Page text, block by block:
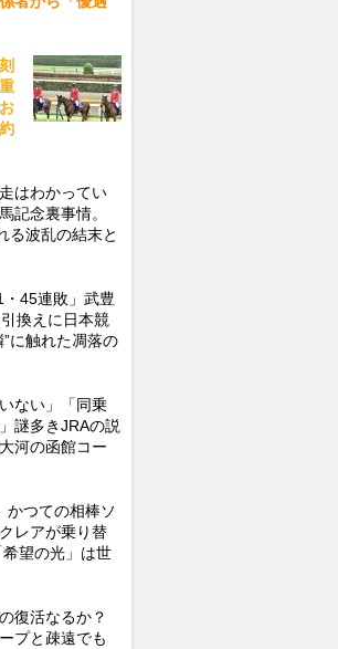
はわかってい
記念裏事情。
る波乱の結末と
45連敗」武豊
換えに日本競
に触れた凋落の
ない」「同乗
謎多きJRAの説
河の函館コー
かつての相棒ソ
レアが乗り替
望の光」は世
復活なるか？
プと疎遠でも